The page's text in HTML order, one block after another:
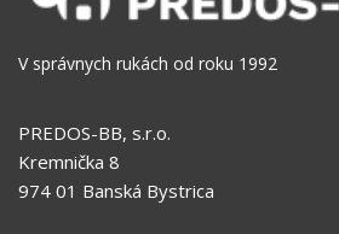
V správnych rukách od roku 1992
PREDOS-BB, s.r.o.
Kremnička 8
974 01 Banská Bystrica